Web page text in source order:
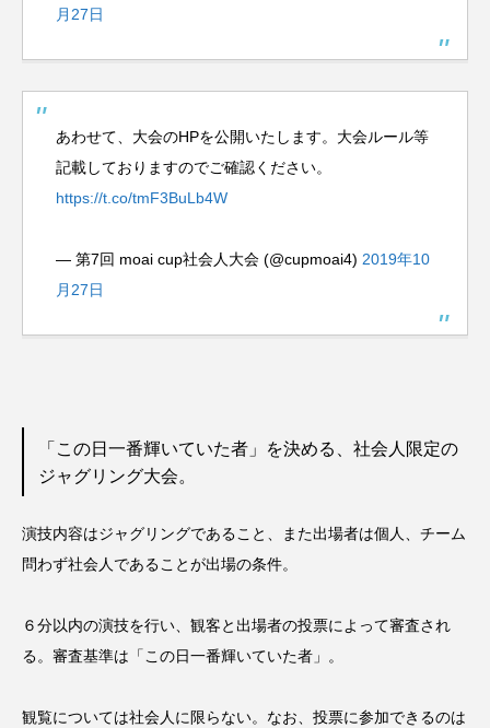
月27日
あわせて、大会のHPを公開いたします。大会ルール等
記載しておりますのでご確認ください。
https://t.co/tmF3BuLb4W
— 第7回 moai cup社会人大会 (@cupmoai4) 2019年10
月27日
「この日一番輝いていた者」を決める、社会人限定の
ジャグリング大会。
演技内容はジャグリングであること、また出場者は個人、チーム
問わず社会人であることが出場の条件。
６分以内の演技を行い、観客と出場者の投票によって審査され
る。審査基準は「この日一番輝いていた者」。
観覧については社会人に限らない。なお、投票に参加できるのは